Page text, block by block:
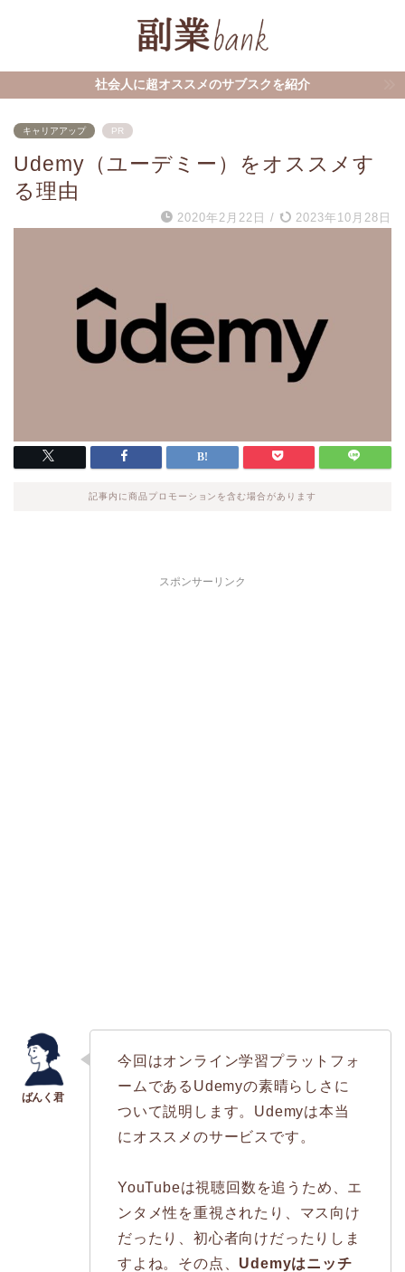
社会人に超オススメのサブスクを紹介
キャリアアップ PR
Udemy（ユーデミー）をオススメす
る理由
2020年2月22日 / 2023年10月28日
記事内に商品プロモーションを含む場合があります
スポンサーリンク
今回はオンライン学習プラットフォ
ームであるUdemyの素晴らしさに
ついて説明します。Udemyは本当
にオススメのサービスです。
YouTubeは視聴回数を追うため、エ
ンタメ性を重視されたり、マス向け
だったり、初心者向けだったりしま
すよね。その点、 Udemyはニッチ